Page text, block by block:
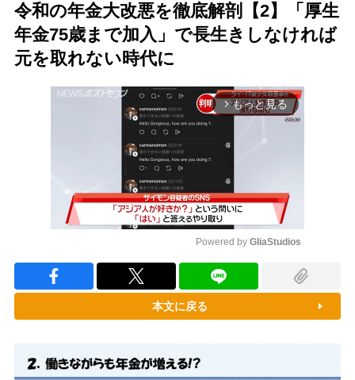
令和の年金大改悪を徹底解剖【2】「厚生
年金75歳まで加入」で長生きしなければ
元を取れない時代に
arrow_forward_ios もっと見る
Powered by GliaStudios
本文に戻る